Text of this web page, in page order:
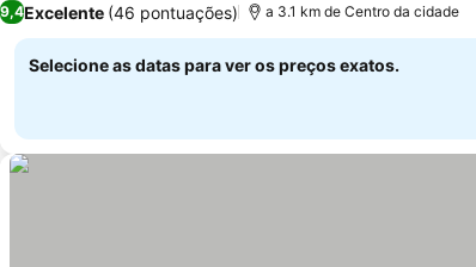
9,4Excelente (46 pontuações) a 3.1 km de Centro da cidade
Selecione as datas para ver os preços exatos.